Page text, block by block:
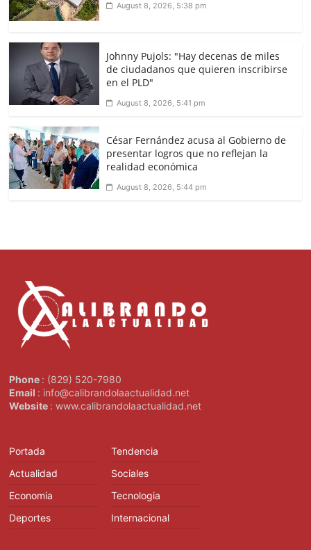
August 8, 2026, 5:38 pm
Johnny Pujols: "Hay decenas de miles
de ciudadanos que quieren inscribirse
en el PLD"
August 8, 2026, 5:41 pm
César Fernández acusa al Gobierno de
presentar logros que no reflejan la
realidad económica
August 8, 2026, 5:44 pm
Phone : (829) 520-7980
Email : info@calibrandolaactualidad.net
Website : www.calibrandolaactualidad.net
Portada
Actualidad
Economia
Deportes
Tendencia
Sociales
Tecnologia
Internacional